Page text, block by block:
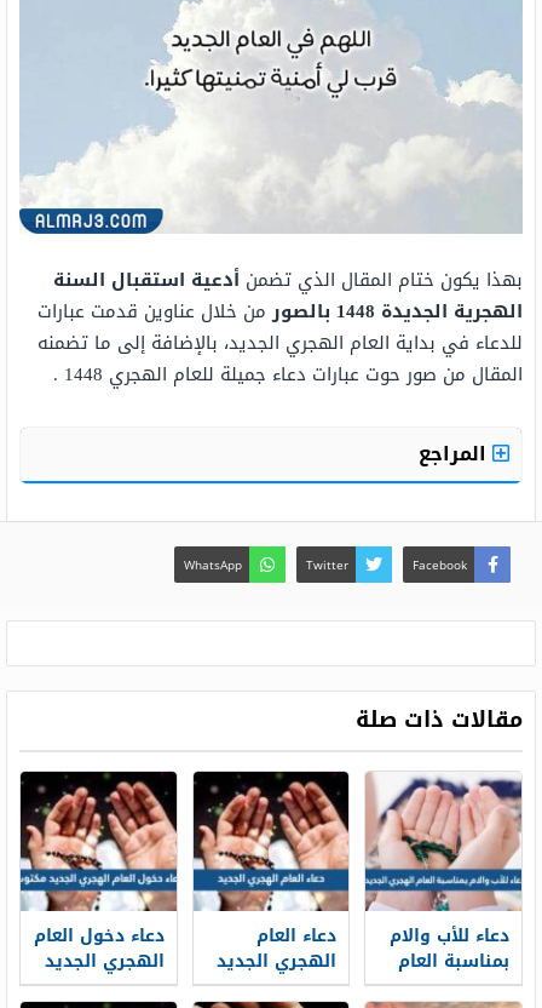
بهذا يكون ختام المقال الذي تضمن أدعية استقبال السنة
الهجرية الجديدة 1448 بالصور
من خلال عناوين قدمت عبارات
للدعاء في بداية العام الهجري الجديد، بالإضافة إلى ما تضمنه
المقال من صور حوت عبارات دعاء جميلة للعام الهجري 1448 .
المراجع
Facebook
Twitter
WhatsApp
مقالات ذات صلة
دعاء للأب والام
بمناسبة العام
الهجري الجديد
دعاء العام
الهجري الجديد
1448 مكتوب
دعاء دخول العام
الهجري الجديد
1448 مكتوب